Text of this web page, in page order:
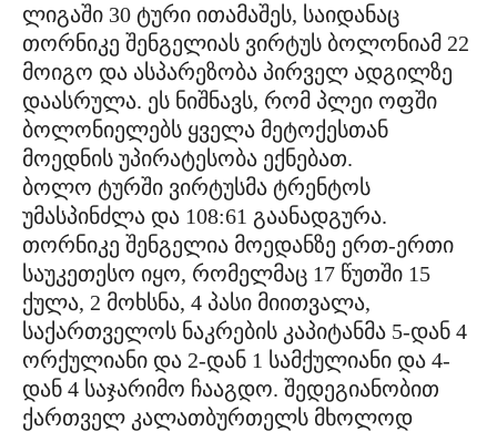
ლიგაში 30 ტური ითამაშეს, საიდანაც
თორნიკე შენგელიას ვირტუს ბოლონიამ 22
მოიგო და ასპარეზობა პირველ ადგილზე
დაასრულა. ეს ნიშნავს, რომ პლეი ოფში
ბოლონიელებს ყველა მეტოქესთან
მოედნის უპირატესობა ექნებათ.
ბოლო ტურში ვირტუსმა ტრენტოს
უმასპინძლა და 108:61 გაანადგურა.
თორნიკე შენგელია მოედანზე ერთ-ერთი
საუკეთესო იყო, რომელმაც 17 წუთში 15
ქულა, 2 მოხსნა, 4 პასი მიითვალა,
საქართველოს ნაკრების კაპიტანმა 5-დან 4
ორქულიანი და 2-დან 1 სამქულიანი და 4-
დან 4 საჯარიმო ჩააგდო. შედეგიანობით
ქართველ კალათბურთელს მხოლოდ